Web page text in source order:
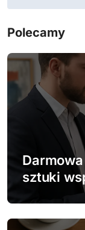
a
c
i
s
Polecamy
sztuki